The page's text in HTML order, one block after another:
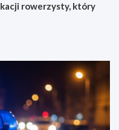
rowerzysty, który